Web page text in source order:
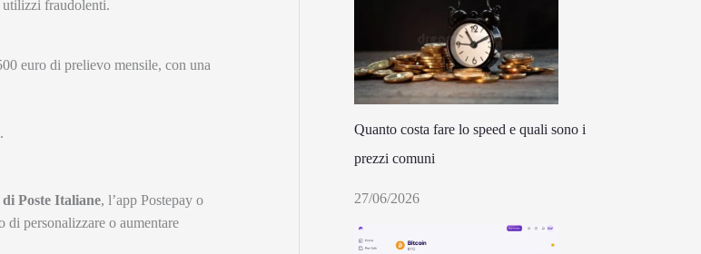
utilizzi fraudolenti.
euro di prelievo mensile, con una
Poste Italiane, l’app Postepay o
personalizzare o aumentare
Quanto costa fare lo speed e quali sono i
prezzi comuni
27/06/2026